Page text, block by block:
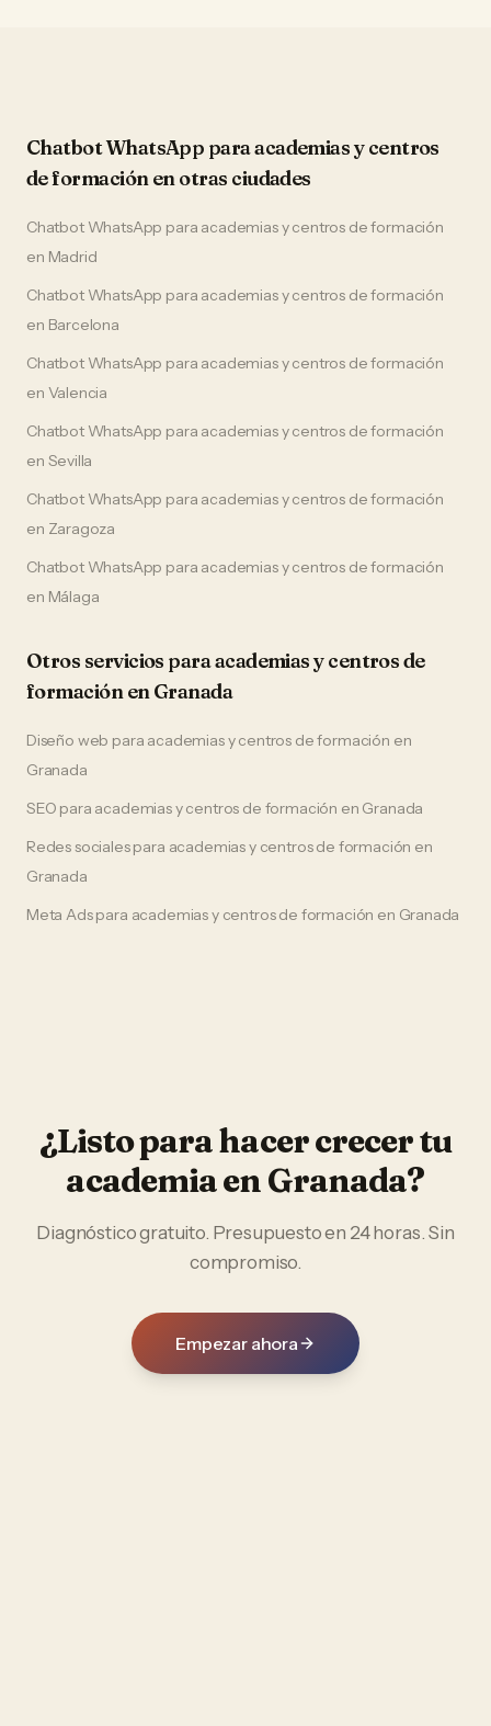
Chatbot WhatsApp paraacademias y centros
de formaciónen otras ciudades
Chatbot WhatsApp para academias y centros de formación
en Madrid
Chatbot WhatsApp para academias y centros de formación
en Barcelona
Chatbot WhatsApp para academias y centros de formación
en Valencia
Chatbot WhatsApp para academias y centros de formación
en Sevilla
Chatbot WhatsApp para academias y centros de formación
en Zaragoza
Chatbot WhatsApp para academias y centros de formación
en Málaga
Otros servicios paraacademias y centros de
formaciónenGranada
Diseño web para academias y centros de formación en
Granada
SEO para academias y centros de formación en Granada
Redes socialespara academias y centros de formación en
Granada
Meta Adspara academias y centros de formación en Granada
¿Listo para hacer crecer tu
academiaenGranada?
Diagnóstico gratuito. Presupuesto en 24 horas. Sin
compromiso.
Empezar ahora